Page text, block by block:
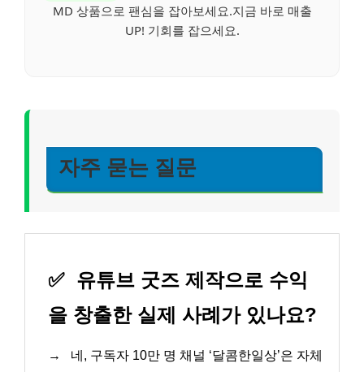
MD 상품으로 팬심을 잡아보세요.지금 바로 매출
UP! 기회를 잡으세요.
자주 묻는 질문
✅ 유튜브 굿즈 제작으로 수익
을 창출한 실제 사례가 있나요?
→
네, 구독자 10만 명 채널 ‘달콤한일상’은 자체